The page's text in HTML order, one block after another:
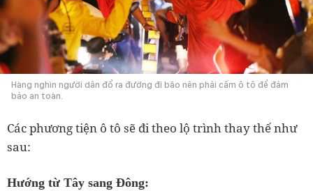
Hàng nghìn người dân đổ ra đường đi bão nên phải cấm ô tô để đảm
bảo an toàn.
Các phương tiện ô tô sẽ đi theo lộ trình thay thế như
sau:
Hướng từ Tây sang Đông: